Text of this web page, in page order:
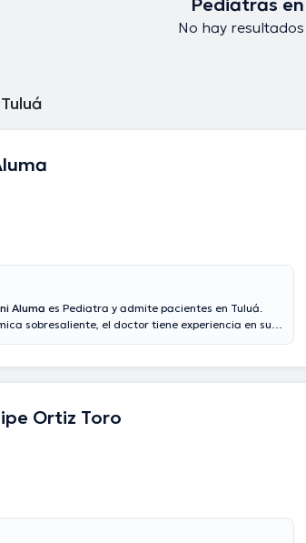
No hay resultados
Aluma es Pediatra y admite pacientes en Tuluá.
sobresaliente, el doctor tiene experiencia en su
finalizar, el profesional de la salud puede hablar
Ortiz Toro